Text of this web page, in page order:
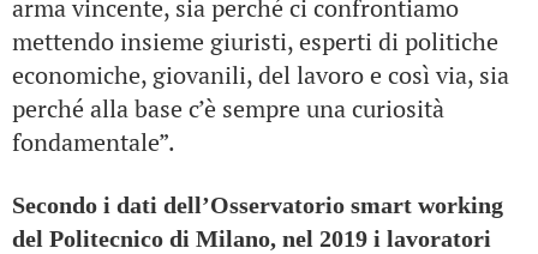
arma vincente, sia perché ci confrontiamo
mettendo insieme giuristi, esperti di politiche
economiche, giovanili, del lavoro e così via, sia
perché alla base c’è sempre una curiosità
fondamentale”.
Secondo i dati dell’Osservatorio smart working
del Politecnico di Milano, nel 2019 i lavoratori